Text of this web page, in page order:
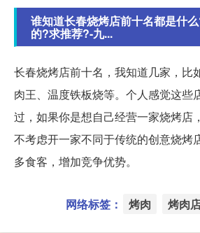
谁知道长春烧烤店前十名都是什
的?求推荐?-九...
长春烧烤店前十名，我知道几家，比
肉王、温度铁板烧等。个人感觉这些
过，如果你是想自己经营一家烧烤店
不考虑开一家不同于传统的创意烧烤
多食客，增加竞争优势。
网络标签： 烤肉 烤肉